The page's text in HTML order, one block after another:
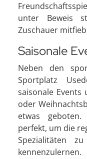
unter Beweis
Zuschauer
Saisonale
Neben den
Sportplatz
saisonale Events
oder
etwas
perfekt, um die
Spezialitäten
kennenzulernen.